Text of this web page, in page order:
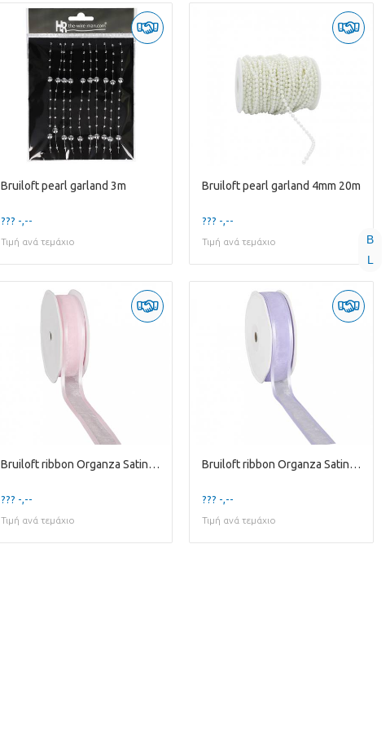
B
L
Bruiloft pearl garland 3m
??? -,--
Τιμή ανά τεμάχιο
Bruiloft pearl garland 4mm 20m
??? -,--
Τιμή ανά τεμάχιο
Bruiloft ribbon Organza Satin 25mm 25m
??? -,--
Τιμή ανά τεμάχιο
Bruiloft ribbon Organza Satin 25mm 25m
??? -,--
Τιμή ανά τεμάχιο